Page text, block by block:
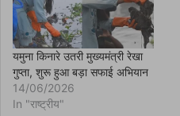
यमुना किनारे उतरी मुख्यमंत्री रेखा
गुप्ता, शुरू हुआ बड़ा सफाई अभियान
14/06/2026
In "राष्ट्रीय"